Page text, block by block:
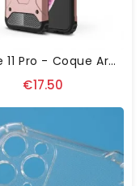
IPhone 11 Pro - Coque Armor Guard Protectrice
€17.50